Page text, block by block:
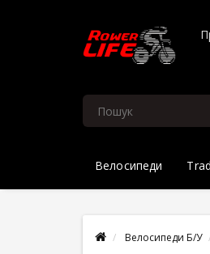
Велосипеди
Велосипеди Б/У